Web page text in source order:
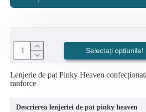
Selectați opțiunile!
Lenjerie de pat Pinky Heaven
ranforce
Descrierea lenjeriei de pat pinky heaven